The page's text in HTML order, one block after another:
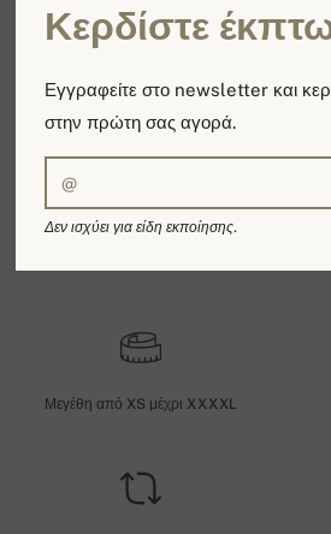
Προσφέρουμε είδη από 100%
Μεγέθη από XS μέχρι XXXXL
Κερδίστε
Εγγραφείτε στο newsletter και
στην πρώτη σας αγορά.
Δεν ισχύει για είδη εκποίησης.